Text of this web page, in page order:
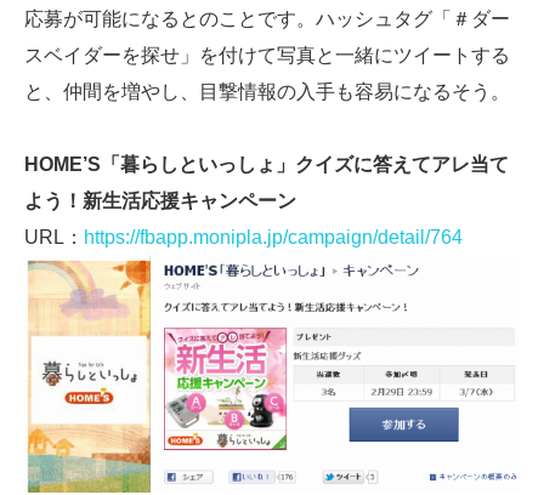
応募が可能になるとのことです。ハッシュタグ「＃ダー
スベイダーを探せ」を付けて写真と一緒にツイートする
と、仲間を増やし、目撃情報の入手も容易になるそう。
HOME’S「暮らしといっしょ」クイズに答えてアレ当て
よう！新生活応援キャンペーン
URL： https://fbapp.monipla.jp/campaign/detail/764